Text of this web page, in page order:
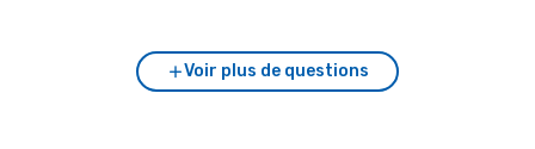
Voir plus de questions